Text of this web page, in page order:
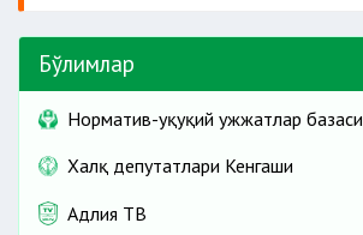
Бўлимлар
Норматив-ҳуқуқий ҳужжатлар базаси
Халқ депутатлари Кенгаши
Адлия ТВ